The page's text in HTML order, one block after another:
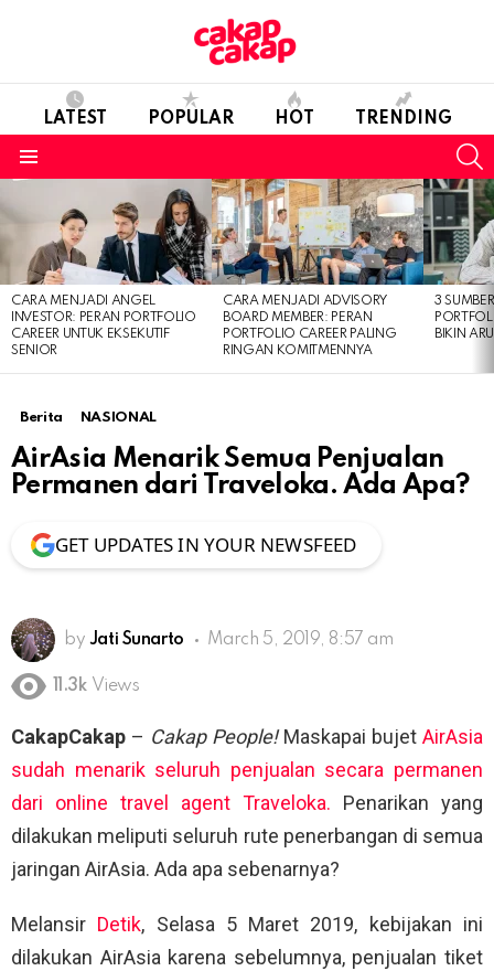
LATEST POPULAR HOT TRENDING
STORIES
CARA MENJADI ANGEL
INVESTOR: PERAN PORTFOLIO
CAREER UNTUK EKSEKUTIF
SENIOR
CARA MENJADI ADVISORY
BOARD MEMBER: PERAN
PORTFOLIO CAREER PALING
RINGAN KOMITMENNYA
3
BIKIN
Berita NASIONAL
AirAsia Menarik Semua Penjualan
Permanen dari Traveloka. Ada Apa?
GET UPDATES IN YOUR NEWSFEED
by Jati Sunarto March 5, 2019, 8:57 am
11.3k Views
CakapCakap – Cakap People!Maskapai bujet AirAsia
sudah menarik seluruh penjualan secara permanen
dari online travel agent Traveloka. Penarikan yang
dilakukan meliputi seluruh rute penerbangan di semua
jaringan AirAsia. Ada apa sebenarnya?
Melansir Detik, Selasa 5 Maret 2019, kebijakan ini
dilakukan AirAsia karena sebelumnya, penjualan tiket